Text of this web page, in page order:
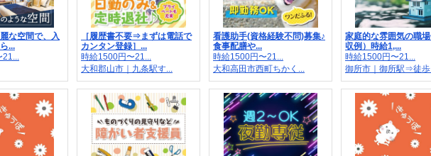
な空間で、入
...
21...
［履歴書不要⇒まずは電話で
カンタン登録］...
時給1500円〜21...
大和郡山市｜九条駅す...
看護助手(資格経験不問)募集♪
食事配膳や...
時給1500円〜21...
大和高田市西町ちかく...
家庭的な雰囲気の職
収例）時給1,...
時給1500円〜21...
御所市｜御所駅⇒徒歩